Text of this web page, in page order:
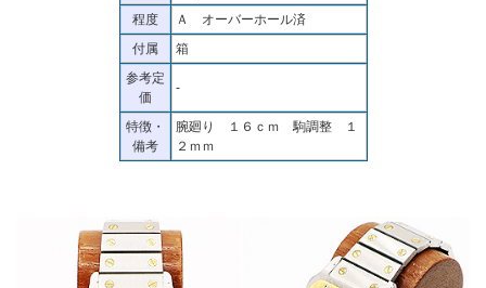
程度
Ａ オーバーホール済
付属
箱
参考定
価
-
特徴・
備考
腕廻り １６ｃｍ 駒調整 １
２ｍｍ